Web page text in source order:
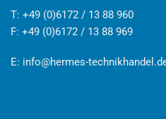
T: +49 (0)6172 / 13 88 960
F: +49 (0)6172 / 13 88 969
E: info@hermes-